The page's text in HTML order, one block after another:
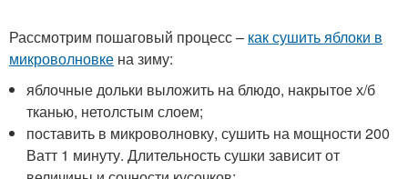
Рассмотрим пошаговый процесс – как сушить яблоки в
микроволновке на зиму:
яблочные дольки выложить на блюдо, накрытое х/б
тканью, нетолстым слоем;
поставить в микроволновку, сушить на мощности 200
Ватт 1 минуту. Длительность сушки зависит от